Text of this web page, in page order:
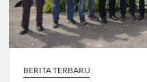
BERITA TERBARU